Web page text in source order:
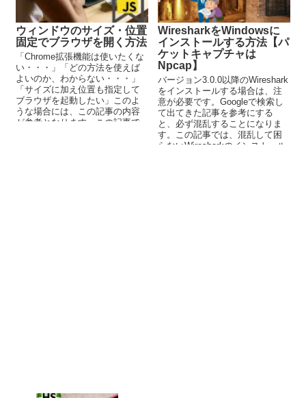
ウィンドウのサイズ・位置
固定でブラウザを開く方法
「Chrome拡張機能は使いたくな
い・・・」「どの方法を使えば
よいのか、わからない・・・」
「サイズに加え位置も指定して
ブラウザを起動したい」このよ
うな場合には、この記事の内容
が参考となります。この記事で
WiresharkをWindowsに
インストールする方法【パ
ケットキャプチャは
Npcap】
バージョン3.0.0以降のWireshark
をインストールする場合は、注
意が必要です。Googleで検索し
て出てきた記事を参考にする
と、必ず混乱することになりま
す。この記事では、混乱して困
らないWiresharkのインストール